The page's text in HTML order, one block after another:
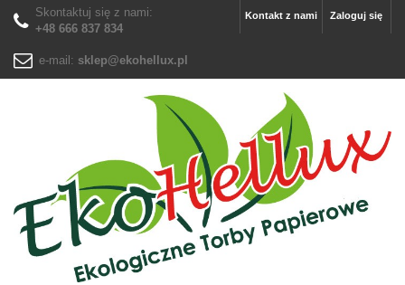
Zaloguj się
Kontakt z nami
Skontaktuj się z nami:
+48 666 837 834
e-mail: sklep@ekohellux.pl